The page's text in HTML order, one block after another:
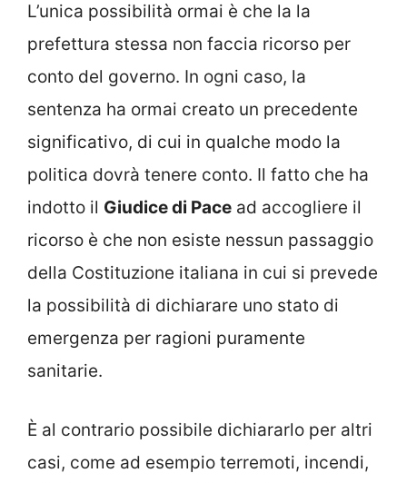
L’unica possibilità ormai è che la la
prefettura stessa non faccia ricorso per
conto del governo. In ogni caso, la
sentenza ha ormai creato un precedente
significativo, di cui in qualche modo la
politica dovrà tenere conto. Il fatto che ha
indotto il Giudice di Pace ad accogliere il
ricorso è che non esiste nessun passaggio
della Costituzione italiana in cui si prevede
la possibilità di dichiarare uno stato di
emergenza per ragioni puramente
sanitarie.
È al contrario possibile dichiararlo per altri
casi, come ad esempio terremoti, incendi,